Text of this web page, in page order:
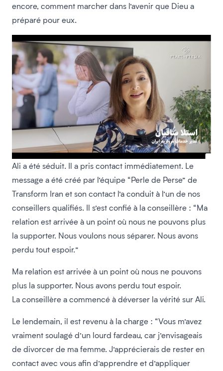
encore, comment marcher dans l’avenir que Dieu a
préparé pour eux.
Ali a été séduit. Il a pris contact immédiatement. Le
message a été créé par l’équipe “Perle de Perse” de
Transform Iran et son contact l’a conduit à l’un de nos
conseillers qualifiés. Il s’est confié à la conseillère : “Ma
relation est arrivée à un point où nous ne pouvons plus
la supporter. Nous voulons nous séparer. Nous avons
perdu tout espoir.”
Ma relation est arrivée à un point où nous ne pouvons
plus la supporter. Nous avons perdu tout espoir.
La conseillère a commencé à déverser la vérité sur Ali.
Le lendemain, il est revenu à la charge : “Vous m’avez
vraiment soulagé d’un lourd fardeau, car j’envisageais
de divorcer de ma femme. J’apprécierais de rester en
contact avec vous afin d’apprendre et d’appliquer